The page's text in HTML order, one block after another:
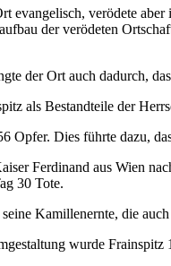
evangelisch, verödete
der verödeten
der Ort auch dadurch,
als Bestandteile der
Opfer. Dies führte dazu,
Ferdinand aus Wien
30 Tote.
Kamillenernte, die
wurde Frainspitz